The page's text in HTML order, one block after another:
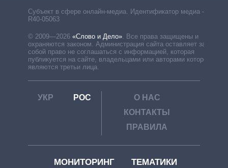
Субъект в сфере онлайн-медиа. Идентификатор медиа –
R40-05063
© 2009—2026 «Слово и Дело». Все права защищены и
охраняются законом. Администрация сайта оставляет за
собой право не соглашаться с информацией, которая
публикуется на сайте, владельцами или авторами которой
являются третьи лица.
УКР РОС
О НАС
КОНТАКТЫ
ПРАВИЛА
МОНИТОРИНГ ТЕМАТИКИ